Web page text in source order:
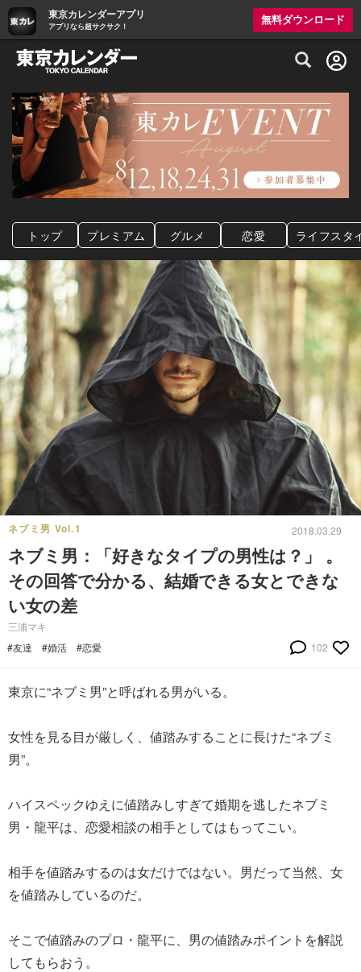
東京カレンダーアプリ
アプリなら超サクサク！
無料ダウンロード
グルメ情報・プレミアムレストラン予約
トップ プレミアム グルメ 恋愛 ライフスタ
ネブミ男 Vol.1 2018.03.29
ネブミ男：「好きなタイプの男性は？」 。
その回答で分かる、結婚できる女とできな
い女の差
三浦マキ
#友達
#婚活 #恋愛 102
東京に“ネブミ男”と呼ばれる男がいる。
女性を見る目が厳しく、値踏みすることに長けた“ネブミ
男”。
ハイスペックゆえに値踏みしすぎて婚期を逃したネブミ
男・龍平は、恋愛相談の相手としてはもってこい。
相手を値踏みするのは女だけではない。男だって当然、女
を値踏みしているのだ。
そこで値踏みのプロ・龍平に、男の値踏みポイントを解説
してもらおう。